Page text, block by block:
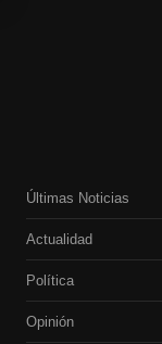
Últimas Noticias
Actualidad
Política
Opinión